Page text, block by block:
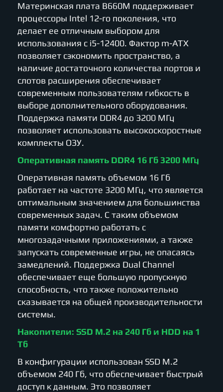
Материнская плата B660M поддерживает
процессоры Intel 12-го поколения, что
делает ее отличным выбором для
использования с i5-12400. Фактор m-ATX
позволяет сэкономить пространство, а
наличие достаточного количества портов и
слотов расширения обеспечивает
современным пользователям гибкость в
выборе дополнительного оборудования.
Поддержка памяти DDR4 до 3200 МГц
позволяет использовать высокоскоростные
комплекты ОЗУ.
Оперативная память DDR4 16 Гб 3200 МГц
Оперативная память объемом 16 Гб
работает на частоте 3200 МГц, что является
оптимальным значением для большинства
современных задач. С таким объемом
памяти комфортно работать с
многозадачными приложениями, а также
запускать современные игры, не опасаясь
замедлений. Поддержка Dual Channel
обеспечивает еще большую пропускную
способность, что также положительно
сказывается на общей производительности
системы.
Накопители: SSD M.2 на 240 Гб и HDD на 1
Тб
В конфигурации использован SSD M.2
объемом 240 Гб, что обеспечивает быстрый
доступ к данным. Это позволяет